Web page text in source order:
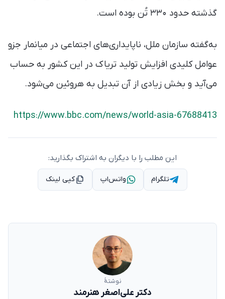
گذشته حدود ۳۳۰ تُن بوده است.
به‌گفته سازمان ملل، ناپایداری‌های اجتماعی در میانمار جزو
عوامل کلیدی افزایش تولید تریاک در این کشور به حساب
می‌آید و بخش زیادی از آن تبدیل به هروئین می‌شود.
https://www.bbc.com/news/world-asia-67688413
این مطلب را با دیگران به اشتراک بگذارید:
تلگرام واتس‌اپ کپی لینک
نوشتهٔ
دکتر علی‌اصغر هنرمند